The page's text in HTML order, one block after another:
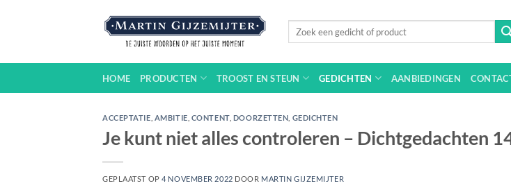
HOME PRODUCTEN TROOST EN STEUN GEDICHTEN AANBIEDINGEN
ACCEPTATIE AMBITIE CONTENT, DOORZETTEN GEDICHTEN
Je kunt niet alles controleren – Dichtgedachten
GEPLAATST OP4 NOVEMBER 2022 DOOR MARTIN GIJZEMIJTER